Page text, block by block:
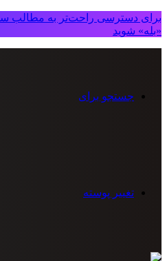
برای دسترسی راحت‌تر به مطالب
«بله» شوید
جستجو برای
تغییر پوسته